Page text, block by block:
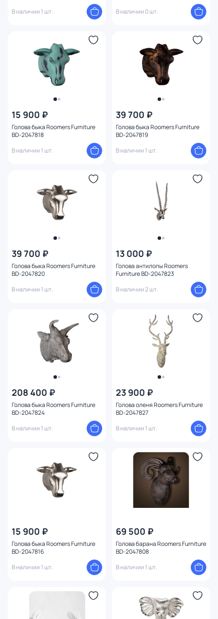
В наличии 1 шт. В наличии 0 шт.
15 900 ₽
Голова быка Roomers Furniture
BD-2047818
В наличии 1 шт.
39 700 ₽
Голова быка Roomers Furniture
BD-2047819
В наличии 1 шт.
39 700 ₽
Голова быка Roomers Furniture
BD-2047820
В наличии 1 шт.
13 000 ₽
Голова антилопы Roomers
Furniture BD-2047823
В наличии 2 шт.
208 400 ₽
Голова быка Roomers Furniture
BD-2047824
В наличии 1 шт.
23 900 ₽
Голова оленя Roomers Furniture
BD-2047827
В наличии 1 шт.
15 900 ₽
Голова быка Roomers Furniture
BD-2047816
В наличии 1 шт.
69 500 ₽
Голова барана Roomers Furniture
BD-2047808
В наличии 1 шт.